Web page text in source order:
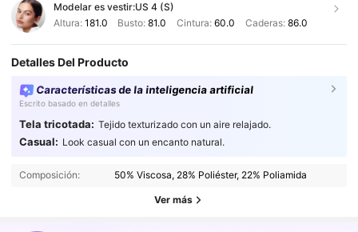
Modelar es vestir:US 4 (S)
Altura: 181.0 Busto:81.0 Cintura: 60.0 Caderas: 86.0
Detalles Del Producto
Características de la inteligencia artificial
Escrito basado en detalles
Tela tricotada: Tejido texturizado con un aire relajado.
Casual: Look casual con un encanto natural.
Composición: 50% Viscosa, 28% Poliéster, 22% Poliamida
Ver más
1.3M Seguidores